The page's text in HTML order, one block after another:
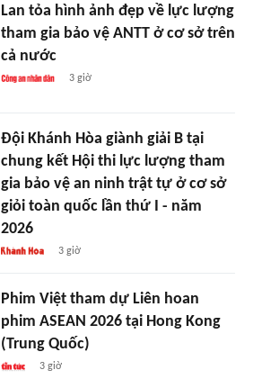
Lan tỏa hình ảnh đẹp về lực lượng
tham gia bảo vệ ANTT ở cơ sở trên
cả nước
3 giờ
Đội Khánh Hòa giành giải B tại
chung kết Hội thi lực lượng tham
gia bảo vệ an ninh trật tự ở cơ sở
giỏi toàn quốc lần thứ I - năm
2026
3 giờ
Phim Việt tham dự Liên hoan
phim ASEAN 2026 tại Hong Kong
(Trung Quốc)
3 giờ